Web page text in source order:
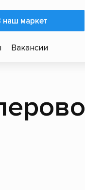
наш маркет
Вакансии